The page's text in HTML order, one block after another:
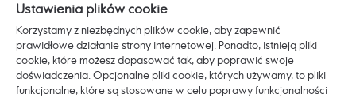
Ustawienia plików cookie
Korzystamy z niezbędnych plików cookie, aby zapewnić
prawidłowe działanie strony internetowej. Ponadto, istnieją pliki
cookie, które możesz dopasować tak, aby poprawić swoje
doświadczenia. Opcjonalne pliki cookie, których używamy, to pliki
funkcjonalne, które są stosowane w celu poprawy funkcjonalności